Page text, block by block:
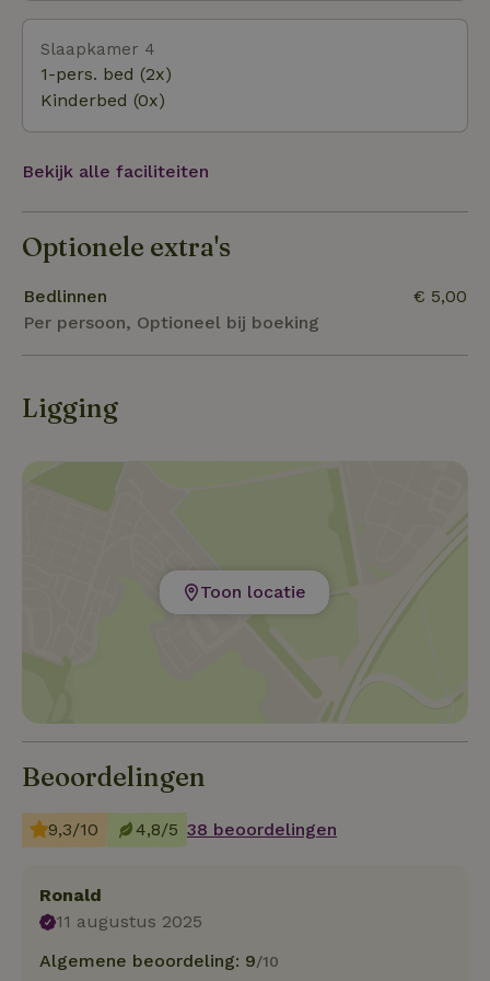
Slaapkamer 4
1-pers. bed (2x)
Kinderbed (0x)
Bekijk alle faciliteiten
Optionele extra's
Bedlinnen
Per persoon, Optioneel bij boeking
€ 5,00
Ligging
Toon locatie
Beoordelingen
9,3/10 4,8/5 38 beoordelingen
Ronald
11 augustus 2025
Algemene beoordeling: 9/10